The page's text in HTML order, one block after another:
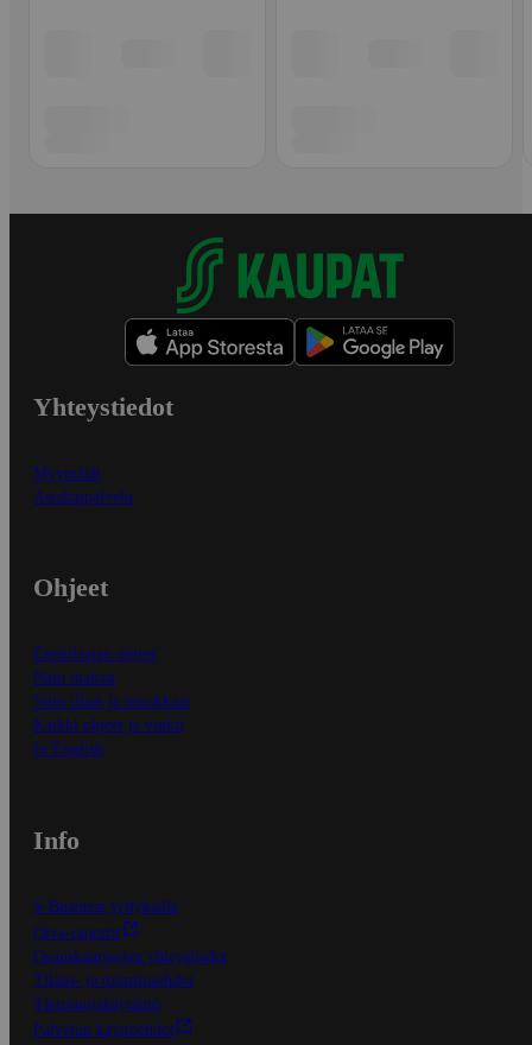
Yhteystiedot
Myymälät
Asiakaspalvelu
Ohjeet
Ensitilaajan ohjeet
Näin maksat
Näin tilaat ja muokkaat
Kaikki ohjeet ja vinkit
In English
Info
S-Business yrityksille
Oiva-raportit
Osuuskauppojen yhteystiedot
Tilaus- ja toimitusehdot
Tietosuojakäytäntö
Palvelun käyttöehdot